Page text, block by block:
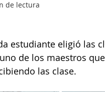
de lectura
estudiante eligió las
de los maestros
las clase.